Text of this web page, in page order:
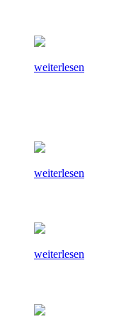
weiterlesen
weiterlesen
weiterlesen